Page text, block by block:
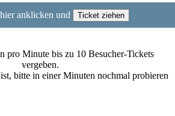
hier anklicken und
pro Minute bis zu 10 Besucher-Tickets
vergeben.
bitte in einer Minuten nochmal probieren